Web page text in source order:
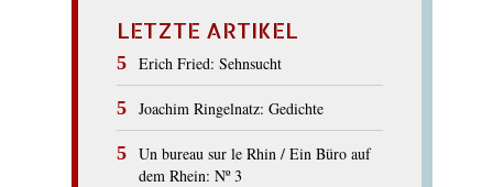
LETZTE ARTIKEL
Erich Fried: Sehnsucht
Joachim Ringelnatz: Gedichte
Un bureau sur le Rhin / Ein Büro auf
dem Rhein: Nº 3